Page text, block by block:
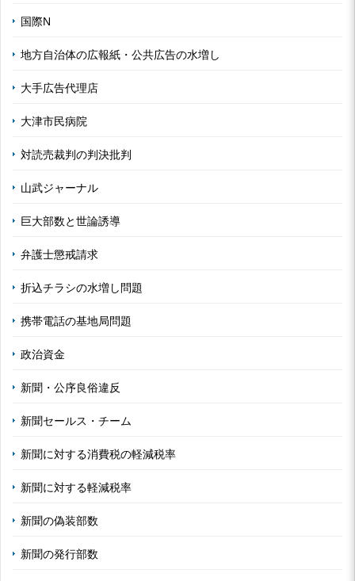
国際N
地方自治体の広報紙・公共広告の水増し
大手広告代理店
大津市民病院
対読売裁判の判決批判
山武ジャーナル
巨大部数と世論誘導
弁護士懲戒請求
折込チラシの水増し問題
携帯電話の基地局問題
政治資金
新聞・公序良俗違反
新聞セールス・チーム
新聞に対する消費税の軽減税率
新聞に対する軽減税率
新聞の偽装部数
新聞の発行部数